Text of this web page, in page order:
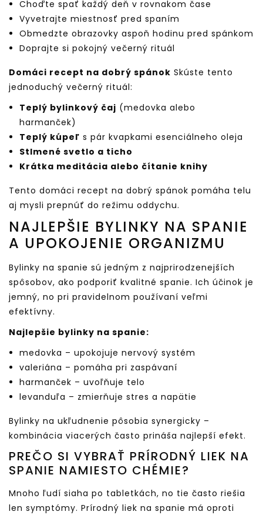
Choďte spať každý deň v rovnakom čase
Vyvetrajte miestnosť pred spaním
Obmedzte obrazovky aspoň hodinu pred spánkom
Doprajte si pokojný večerný rituál
Domáci recept na dobrý spánok Skúste tento
jednoduchý večerný rituál:
Teplý bylinkový čaj (medovka alebo
harmanček)
Teplý kúpeľ s pár kvapkami esenciálneho oleja
Stlmené svetlo a ticho
Krátka meditácia alebo čítanie knihy
Tento domáci recept na dobrý spánok pomáha telu
aj mysli prepnúť do režimu oddychu.
NAJLEPŠIE BYLINKY NA SPANIE
A UPOKOJENIE ORGANIZMU
Bylinky na spanie sú jedným z najprirodzenejších
spôsobov, ako podporiť kvalitné spanie. Ich účinok je
jemný, no pri pravidelnom používaní veľmi
efektívny.
Najlepšie bylinky na spanie:
medovka – upokojuje nervový systém
valeriána – pomáha pri zaspávaní
harmanček – uvoľňuje telo
levanduľa – zmierňuje stres a napätie
Bylinky na ukľudnenie pôsobia synergicky –
kombinácia viacerých často prináša najlepší efekt.
PREČO SI VYBRAŤ PRÍRODNÝ LIEK NA
SPANIE NAMIESTO CHÉMIE?
Mnoho ľudí siaha po tabletkách, no tie často riešia
len symptómy. Prírodný liek na spanie má oproti